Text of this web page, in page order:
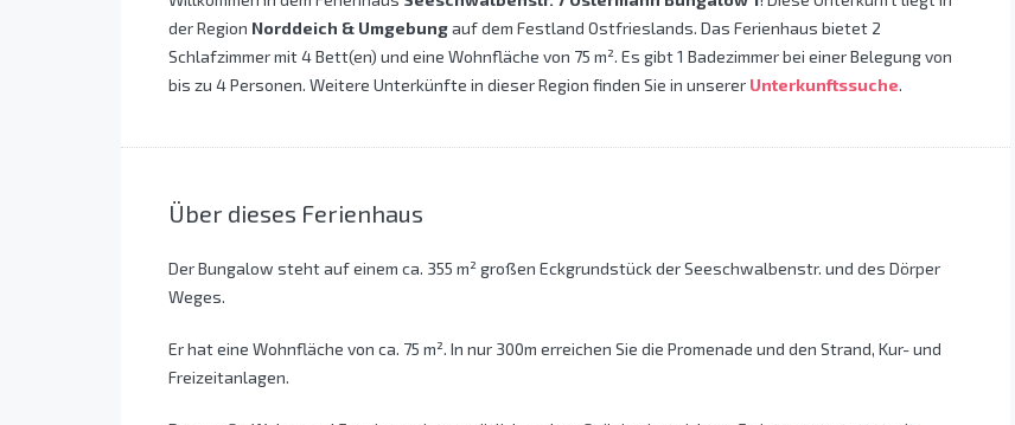
der Region Norddeich & Umgebungauf dem Festland Ostfrieslands. Das Ferienhaus bietet 2
Schlafzimmer mit 4 Bett(en) und eine Wohnfläche von 75 m². Es gibt 1 Badezimmer bei einer Belegung von
bis zu 4 Personen. Weitere Unterkünfte in dieser Region finden Sie in unserer Unterkunftssuche.
Über dieses Ferienhaus
Der Bungalow steht auf einem ca. 355 m² großen Eckgrundstück der Seeschwalbenstr. und des Dörper
Weges.
Er hat eine Wohnfläche von ca. 75 m². In nur 300m erreichen Sie die Promenade und den Strand, Kur- und
Freizeitanlagen.